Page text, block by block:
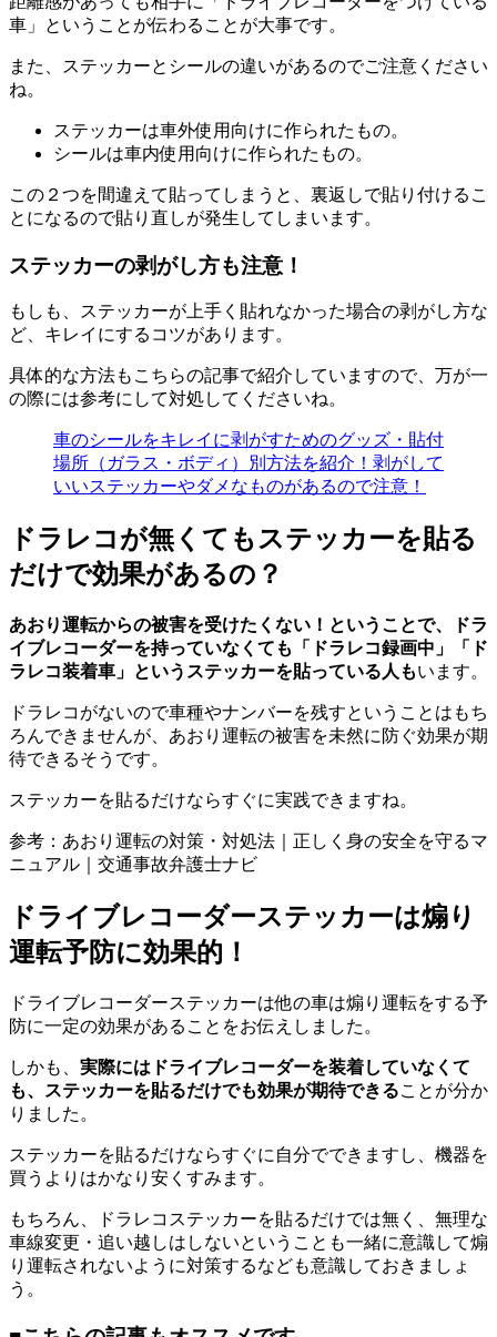
車」ということが伝わることが大事です。
また、ステッカーとシールの違いがあるのでご注意ください
ね。
ステッカーは車外使用向けに作られたもの。
シールは車内使用向けに作られたもの。
この２つを間違えて貼ってしまうと、裏返しで貼り付けるこ
とになるので貼り直しが発生してしまいます。
ステッカーの剥がし方も注意！
もしも、ステッカーが上手く貼れなかった場合の剥がし方な
ど、キレイにするコツがあります。
具体的な方法もこちらの記事で紹介していますので、万が一
の際には参考にして対処してくださいね。
車のシールをキレイに剥がすためのグッズ・貼付
場所（ガラス・ボディ）別方法を紹介！剥がして
いいステッカーやダメなものがあるので注意！
ドラレコが無くてもステッカーを貼る
だけで効果があるの？
あおり運転からの被害を受けたくない！ということで、ドラ
イブレコーダーを持っていなくても「ドラレコ録画中」「ド
ラレコ装着車」というステッカーを貼っている人もいます。
ドラレコがないので車種やナンバーを残すということはもち
ろんできませんが、あおり運転の被害を未然に防ぐ効果が期
待できるそうです。
ステッカーを貼るだけならすぐに実践できますね。
参考： あおり運転の対策・対処法｜正しく身の安全を守るマ
ニュアル｜交通事故弁護士ナビ
ドライブレコーダーステッカーは煽り
運転予防に効果的！
ドライブレコーダーステッカーは他の車は煽り運転をする予
防に一定の効果があることをお伝えしました。
しかも、 実際にはドライブレコーダーを装着していなくて
も、ステッカーを貼るだけでも効果が期待できることが分か
りました。
ステッカーを貼るだけならすぐに自分でできますし、機器を
買うよりはかなり安くすみます。
もちろん、ドラレコステッカーを貼るだけでは無く、無理な
車線変更・追い越しはしないということも一緒に意識して煽
り運転されないように対策するなども意識しておきましょ
う。